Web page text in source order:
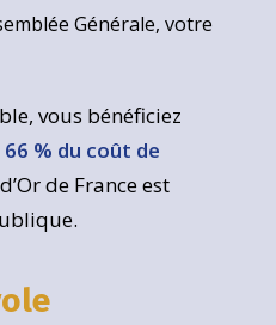
Générale, votre
vous bénéficiez
66 % du coût de
de France est